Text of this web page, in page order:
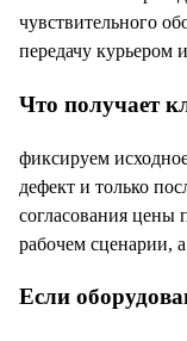
чувствительного
передачу курьером
Что получает
фиксируем
дефект и только
согласования цены
рабочем сценарии,
Если